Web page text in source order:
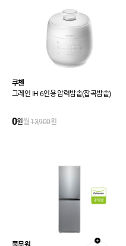
쿠첸
그레인 IH 6인용 압력밥솥(잡곡밥솥)
0원월13,900원